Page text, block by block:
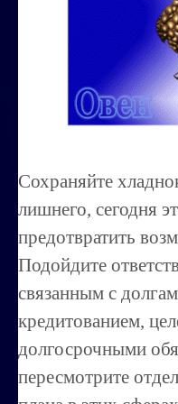
Миссиональность
Королевский
Найти
Корректировка
Совместимость
Занятия по
Магия денег
Ищем любовь
Сохраняйте
лишнего, сегодня
предотвратить
Подойдите
связанным с
кредитованием,
долгосрочными
пересмотрите